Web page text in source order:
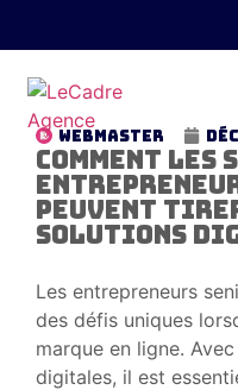
WebMaster
Comment les
peuvent
solutions
Les entrepreneurs
des défis uniques
marque en ligne.
digitales, il est